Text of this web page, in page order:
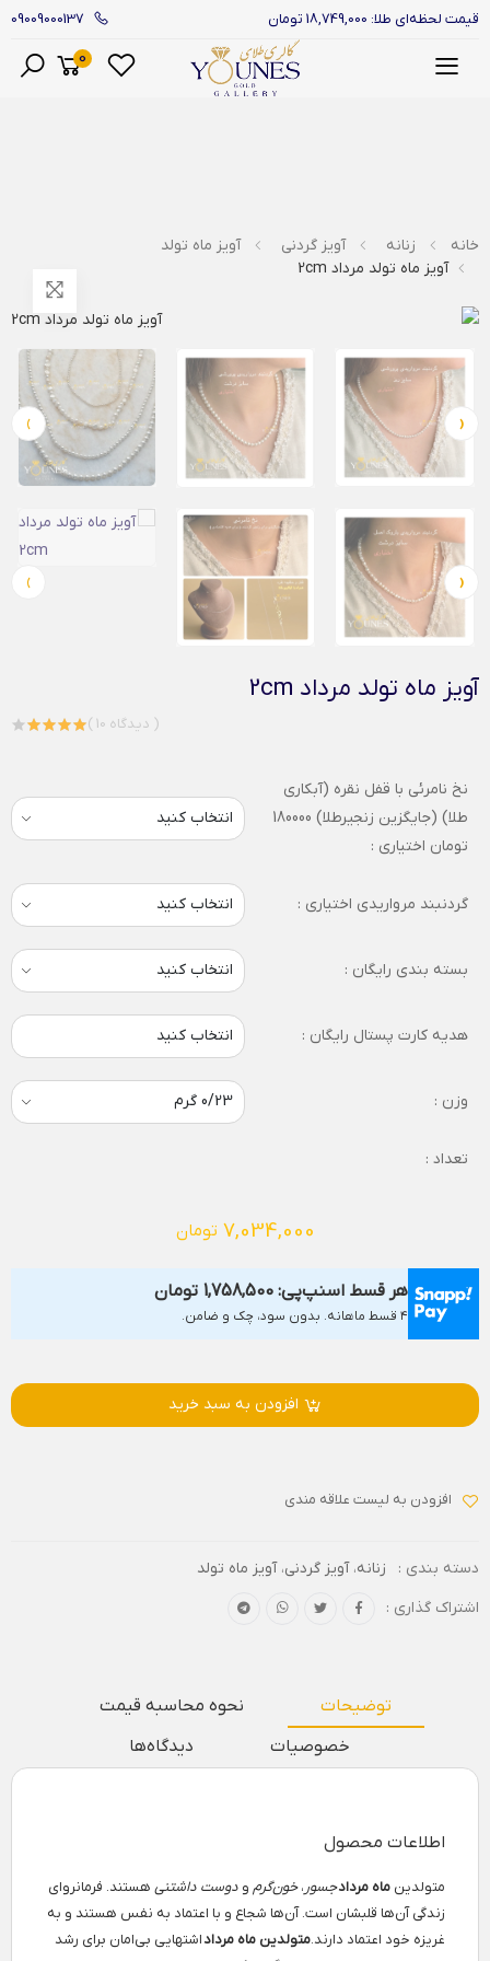
قیمت لحظه‌ای طلا: 18,749,000 تومان 09009000137
0
خانه زنانه آویز گردنی
آویز ماه تولد
آویز ماه تولد مرداد 2cm
‹
›
‹
›
آویز ماه تولد مرداد 2cm
( 10 دیدگاه )
نخ نامرئی با قفل نقره (آبکاری
طلا) (جایگزین زنجیرطلا) 180000
تومان اختیاری :
گردنبند مرواریدی اختیاری :
بسته بندی رایگان :
هدیه کارت پستال رایگان : انتخاب کنید
وزن :
تعداد :
7,034,000 تومان
هر قسط اسنپ‌پی: 1,758,500 تومان
۴ قسط ماهانه. بدون سود، چک و ضامن.
افزودن به سبد خرید
افزودن به لیست علاقه مندی
دسته بندی : زنانه،آویز گردنی،آویز ماه تولد
اشتراک گذاری :
توضیحات
نحوه محاسبه قیمت
خصوصیات
دیدگاه‌ها
اطلاعات محصول
متولدین ماه مردادجسور ،خون‌گرم و دوست داشتنی هستند. فرمانروای
زندگی آن‌ها قلبشان است. آن‌ها شجاع و با‌ اعتماد به نفس هستند و به
غریزه خود اعتماد دارند.متولدین ماه مرداداشتهایی بی‌امان برای رشد